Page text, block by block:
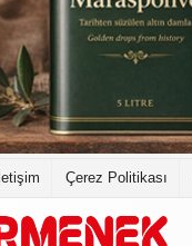
İletişim Çerez Politikası